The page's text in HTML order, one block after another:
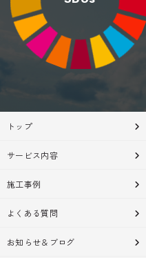
トップ
サービス内容
施工事例
よくある質問
お知らせ＆ブログ